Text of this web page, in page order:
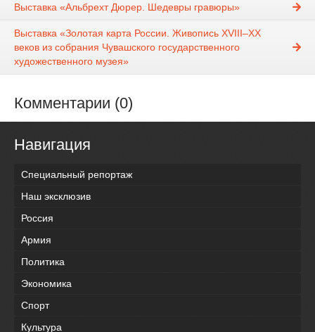
Выставка «Альбрехт Дюрер. Шедевры гравюры»
Выставка «Золотая карта России. Живопись XVIII–XX
веков из собрания Чувашского государственного
художественного музея»
Комментарии (0)
Навигация
Специальный репортаж
Наш эксклюзив
Россия
Армия
Политика
Экономика
Спорт
Культура